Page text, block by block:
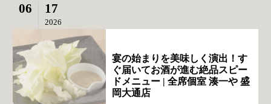
06 17
2026
宴の始まりを美味しく演出！す
ぐ届いてお酒が進む絶品スピー
ドメニュー | 全席個室 湊一や 盛
岡大通店